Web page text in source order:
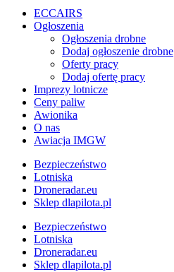
ECCAIRS
Ogłoszenia
Ogłoszenia drobne
Dodaj ogłoszenie drobne
Oferty pracy
Dodaj ofertę pracy
Imprezy lotnicze
Ceny paliw
Awionika
O nas
Awiacja IMGW
Bezpieczeństwo
Lotniska
Droneradar.eu
Sklep dlapilota.pl
Bezpieczeństwo
Lotniska
Droneradar.eu
Sklep dlapilota.pl